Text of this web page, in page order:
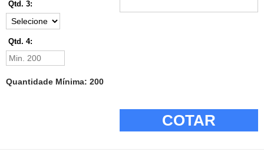
Qtd. 3:
Qtd. 4:
Quantidade Mínima: 200
COTAR